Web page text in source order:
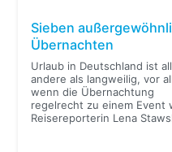
Sieben
Übernachten
Urlaub in Deutschland ist
andere als langweilig, vor
wenn die Übernachtung
regelrecht zu einem Event
Reisereporterin Lena